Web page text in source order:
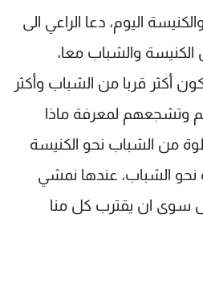
اليوم، دعا الراعي الى
والشباب معا،
أكثر قربا من الشباب وأكثر
لمعرفة ماذا
من الشباب نحو الكنيسة
الشباب، عندها نمشي
سوى ان يقترب كل منا